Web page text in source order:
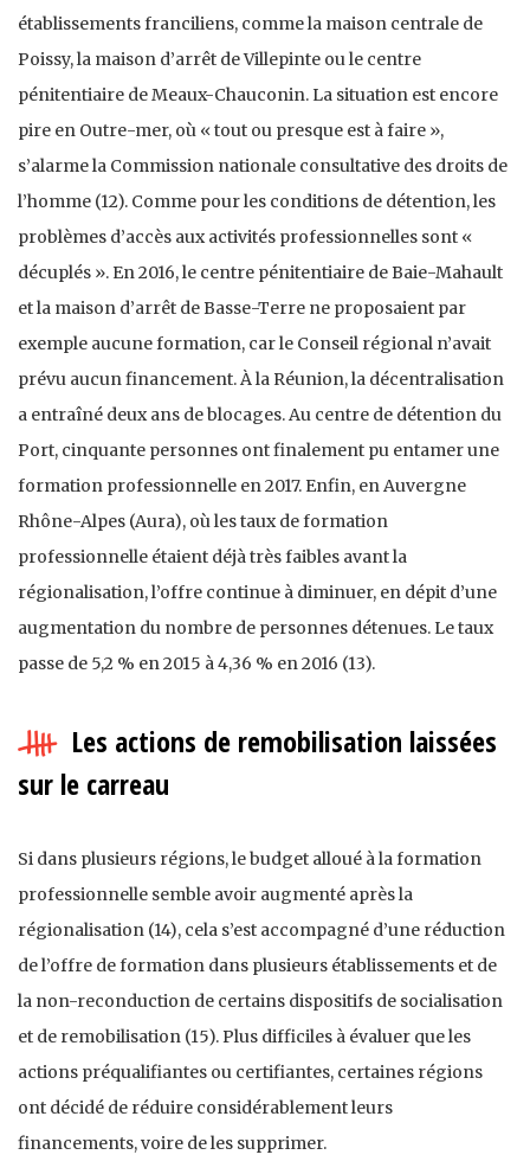
établissements franciliens, comme la maison centrale de
Poissy, la maison d’arrêt de Villepinte ou le centre
pénitentiaire de Meaux-Chauconin. La situation est encore
pire en Outre-mer, où « tout ou presque est à faire »,
s’alarme la Commission nationale consultative des droits de
l’homme (12). Comme pour les conditions de détention, les
problèmes d’accès aux activités professionnelles sont «
décuplés ». En 2016, le centre pénitentiaire de Baie-Mahault
et la maison d’arrêt de Basse-Terre ne proposaient par
exemple aucune formation, car le Conseil régional n’avait
prévu aucun financement. À la Réunion, la décentralisation
a entraîné deux ans de blocages. Au centre de détention du
Port, cinquante personnes ont finalement pu entamer une
formation professionnelle en 2017. Enfin, en Auvergne
Rhône-Alpes (Aura), où les taux de formation
professionnelle étaient déjà très faibles avant la
régionalisation, l’offre continue à diminuer, en dépit d’une
augmentation du nombre de personnes détenues. Le taux
passe de 5,2 % en 2015 à 4,36 % en 2016 (13).
Les actions de remobilisation laissées
sur le carreau
Si dans plusieurs régions, le budget alloué à la formation
professionnelle semble avoir augmenté après la
régionalisation (14), cela s’est accompagné d’une réduction
de l’offre de formation dans plusieurs établissements et de
la non-reconduction de certains dispositifs de socialisation
et de remobilisation (15). Plus difficiles à évaluer que les
actions préqualifiantes ou certifiantes, certaines régions
ont décidé de réduire considérablement leurs
financements, voire de les supprimer.